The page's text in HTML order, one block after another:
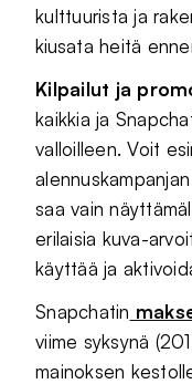
kulttuurista ja
kiusata heitä
Kilpailut ja
kaikkia ja
valloilleen. Voit
saa vain
erilaisia kuva-
käyttää ja
Snapchatin
viime syksynä
mainoksen